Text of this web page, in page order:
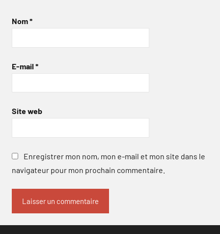
Nom*
E-mail *
Site web
Enregistrer mon nom, mon e-mail et mon site dans le
navigateur pour mon prochain commentaire.